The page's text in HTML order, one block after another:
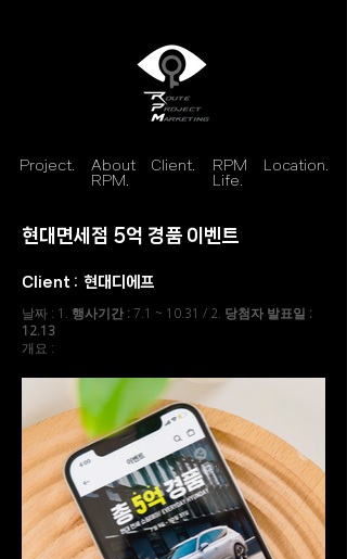
Project.
About
RPM.
Client.
RPM
Life.
Location.
현대면세점 5억 경품 이벤트
Client : 현대디에프
날짜 : 1. 행사기간 :7.1 ~ 10.31 / 2. 당첨자 발표일 :
12.13
개요 :